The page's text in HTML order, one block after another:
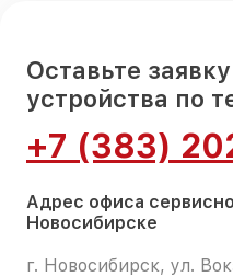
Оставьте
устройства по
+7 (383)
Адрес офиса
Новосибирске
г. Новосибирск, ул.